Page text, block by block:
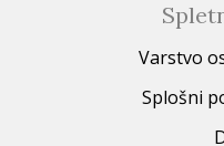
Varstvo
Splošni